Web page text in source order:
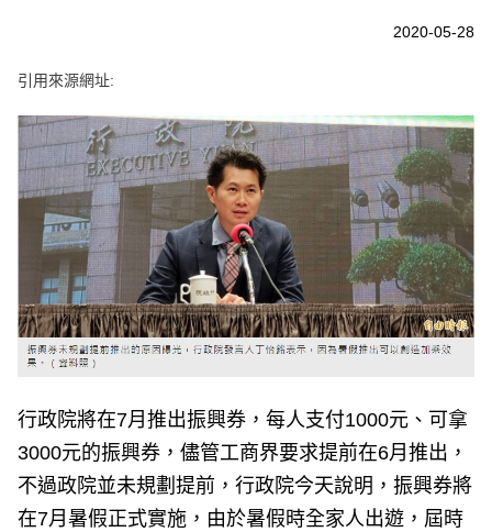
2020-05-28
引用來源網址:
行政院將在7月推出振興券，每人支付1000元、可拿
3000元的振興券，儘管工商界要求提前在6月推出，
不過政院並未規劃提前，行政院今天說明，振興券將
在7月暑假正式實施，由於暑假時全家人出遊，屆時